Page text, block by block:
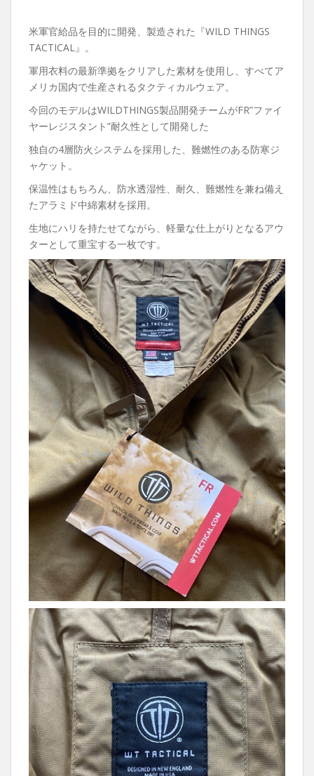
米軍官給品を目的に開発、製造された『WILD THINGS
TACTICAL』。
軍用衣料の最新準拠をクリアした素材を使用し、すべてア
メリカ国内で生産されるタクティカルウェア。
今回のモデルはWILDTHINGS製品開発チームがFR”ファイ
ヤーレジスタント”耐久性として開発した
独自の4層防火システムを採用した、難燃性のある防寒ジ
ャケット。
保温性はもちろん、防水透湿性、耐久、難燃性を兼ね備え
たアラミド中綿素材を採用。
生地にハリを持たせてながら、軽量な仕上がりとなるアウ
ターとして重宝する一枚です。